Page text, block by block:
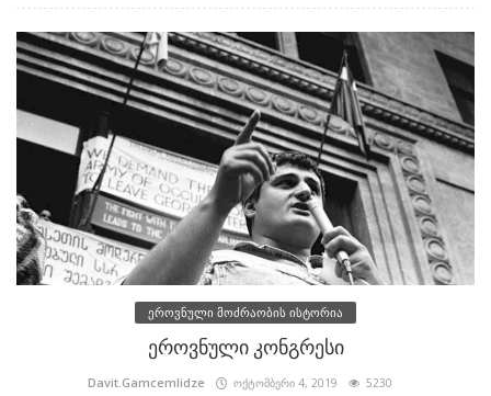
ეროვნული მოძრაობის ისტორია
ეროვნული კონგრესი
Davit.Gamcemlidze ოქტომბერი 4, 2019 5230